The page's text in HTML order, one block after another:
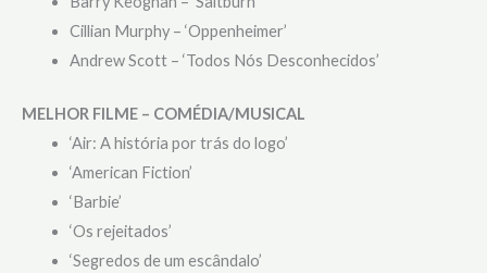
Cillian Murphy – ‘Oppenheimer’
Andrew Scott – ‘Todos Nós Desconhecidos’
MELHOR FILME – COMÉDIA/MUSICAL
‘Air: A história por trás do logo’
‘American Fiction’
‘Barbie’
‘Os rejeitados’
‘Segredos de um escândalo’